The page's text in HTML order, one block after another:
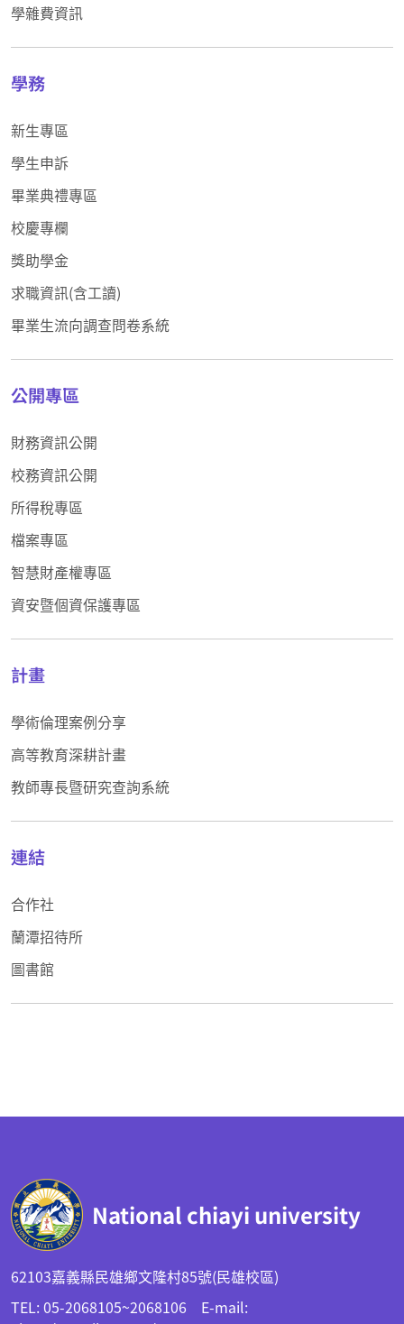
學雜費資訊
學務
新生專區
學生申訴
畢業典禮專區
校慶專欄
獎助學金
求職資訊(含工讀)
畢業生流向調查問卷系統
公開專區
財務資訊公開
校務資訊公開
所得稅專區
檔案專區
智慧財產權專區
資安暨個資保護專區
計畫
學術倫理案例分享
高等教育深耕計畫
教師專長暨研究查詢系統
連結
合作社
蘭潭招待所
圖書館
National chiayi university
62103嘉義縣民雄鄉文隆村85號(民雄校區)
TEL: 05-2068105~2068106 E-mail: